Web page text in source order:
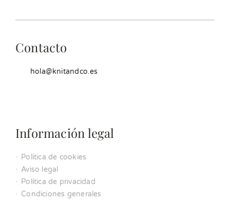
Contacto
hola@knitandco.es
Información legal
Política de cookies
Aviso legal
Política de privacidad
Condiciones generales